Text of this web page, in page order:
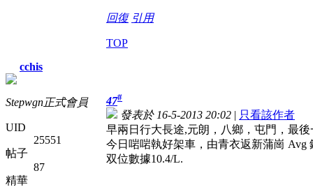
回復 引用
TOP
cchis
Stepwgn正式會員
UID
25551
帖子
87
精華
47#
發表於 16-5-2013 20:02 | 只看該作者
早兩日行大長途,元朗，八鄉，屯門，最
今日啱啱執好架車，由青衣返新蒲崗 Avg
双位數據10.4/L.